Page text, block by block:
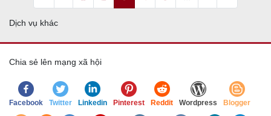
Dịch vụ khác
Chia sẻ lên mạng xã hội
Facebook Twitter Linkedin Pinterest Reddit Wordpress Blogger